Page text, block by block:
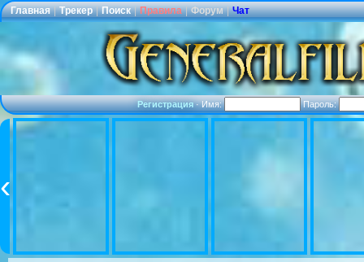
Главная | Трекер | Поиск | Правила | Форум | Чат
Регистрация·Имя: Пароль: